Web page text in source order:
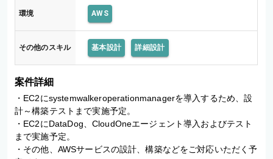
環境 AWS
その他のスキル 基本設計 詳細設計
案件詳細
・EC2にsystemwalkeroperationmanagerを導入するため、設
計～構築テストまで実施予定。
・EC2にDataDog、CloudOneエージェント導入およびテスト
まで実施予定。
・その他、AWSサービスの設計、構築などをご対応いただく予